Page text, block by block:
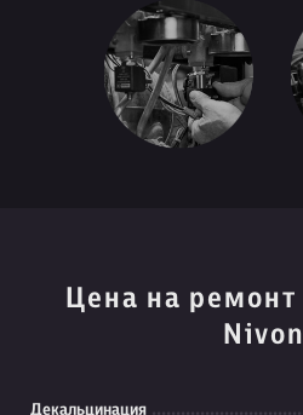
Цена на
Декальцинация